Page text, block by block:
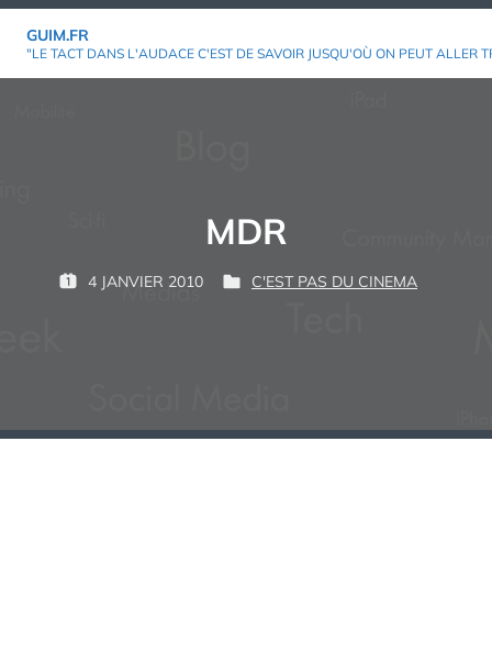
Aller
GUIM.FR
"LE TACT DANS L'AUDACE C'EST DE SAVOIR JUSQU'OÙ ON PEUT ALLER
MDR
P
L
4 JANVIER 2010
P
P
D
C'EST PAS DU CINEMA